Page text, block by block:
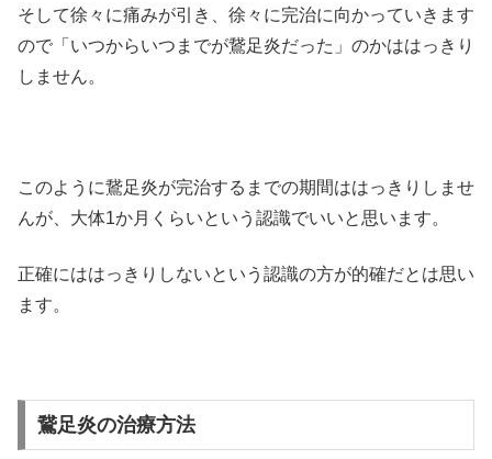
そして徐々に痛みが引き、徐々に完治に向かっていきます
ので「いつからいつまでが鵞足炎だった」のかははっきり
しません。
このように鵞足炎が完治するまでの期間ははっきりしませ
んが、大体1か月くらいという認識でいいと思います。
正確にははっきりしないという認識の方が的確だとは思い
ます。
鵞足炎の治療方法